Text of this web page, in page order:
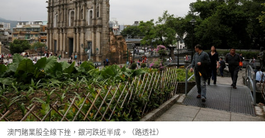
澳門賭業股全線下挫，銀河跌近半成。（路透社）